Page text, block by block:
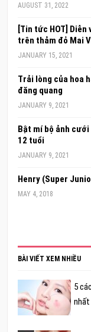
AUGUST 31, 2022
[Tin tức HOT]
trên thảm đỏ Mai
JANUARY 15, 2021
Trải lòng của hoa
đăng quang
JANUARY 9, 2021
Bật mí bộ ảnh
12 tuổi
JANUARY 9, 2021
Henry (Super
MAY 4, 2018
BÀI VIẾT XEM NHIỀU
5
nhất